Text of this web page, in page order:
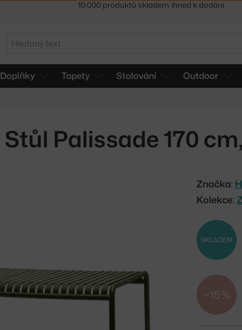
Hledat
Doplňky Tapety Stolování Outdoor
Stůl Palissade 170
Značka:
Kolekce:
SKLADEM
−15 %
Sleva 5 % pro odběratele newsletteru